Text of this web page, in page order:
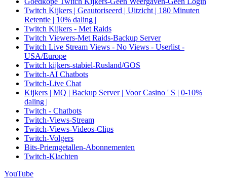
Twitch Kijkers | Geautoriseerd | Uitzicht | 180 Minuten
Retentie | 10% daling |
Twitch Kijkers - Met Raids
Twitch Viewers-Met Raids-Backup Server
Twitch Live Stream Views - No Views - Userlist -
USA/Europe
Twitch kijkers-stabiel-Rusland/GOS
Twitch-AI Chatbots
Twitch-Live Chat
Kijkers | MQ | Backup Server | Voor Casino ' S | 0-10%
daling |
Twitch - Chatbots
Twitch-Views-Stream
Twitch-Views-Videos-Clips
Twitch-Volgers
Bits-Priemgetallen-Abonnementen
Twitch-Klachten
YouTube